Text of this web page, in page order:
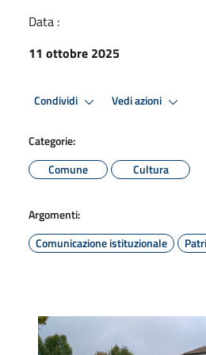
Data :
11 ottobre 2025
Condividi Vedi azioni
Categorie:
Comune
Cultura
Argomenti:
Comunicazione istituzionale